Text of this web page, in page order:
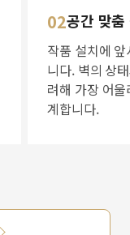
02공간 맞
작품 설치에
니다. 벽의 상
려해 가장 어
계합니다.